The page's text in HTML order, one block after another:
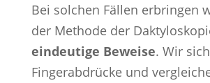
Bei solchen Fällen erbringen
der Methode der
eindeutige Beweise. Wir
Fingerabdrücke und